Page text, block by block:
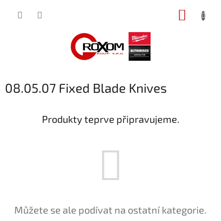
08.05.07 Fixed Blade Knives
Produkty teprve připravujeme.
Můžete se ale podívat na ostatní kategorie.